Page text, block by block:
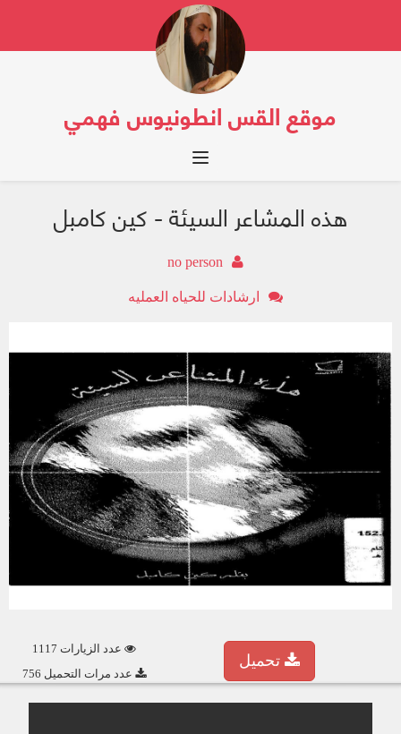
موقع القس انطونيوس فهمي
Toggle navigation
هذه المشاعر السيئة - كين كامبل
no person
ارشادات للحياه العمليه
عدد الزيارات 1117
عدد مرات التحميل 756
تحميل